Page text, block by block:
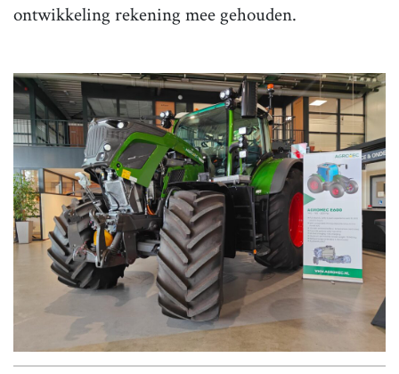
ontwikkeling rekening mee gehouden.